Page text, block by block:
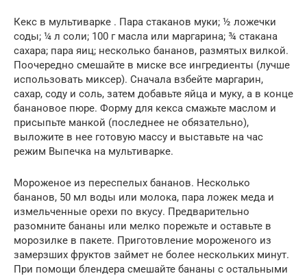
Кекс в мультиварке . Пара стаканов муки; ½ ложечки
соды; ¼ л соли; 100 г масла или маргарина; ¾ стакана
сахара; пара яиц; несколько бананов, размятых вилкой.
Поочередно смешайте в миске все ингредиенты (лучше
использовать миксер). Сначала взбейте маргарин,
сахар, соду и соль, затем добавьте яйца и муку, а в конце
банановое пюре. Форму для кекса смажьте маслом и
присыпьте манкой (последнее не обязательно),
выложите в нее готовую массу и выставьте на час
режим Выпечка на мультиварке.
Мороженое из переспелых бананов. Несколько
бананов, 50 мл воды или молока, пара ложек меда и
измельченные орехи по вкусу. Предварительно
разомните бананы или мелко порежьте и оставьте в
морозилке в пакете. Приготовление мороженого из
замерзших фруктов займет не более нескольких минут.
При помощи блендера смешайте бананы с остальными